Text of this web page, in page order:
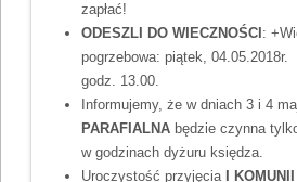
zapłać!
ODESZLI DO WIECZNOŚCI :
pogrzebowa: piątek, 04.05.2018r.
godz. 13.00.
Informujemy, że w dniach 3 i 4
PARAFIALNA będzie czynna
w godzinach dyżuru księdza.
Uroczystość przyjęcia
I